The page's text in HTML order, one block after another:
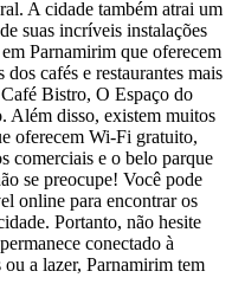
A cidade também atrai um
suas incríveis instalações
Parnamirim que oferecem
cafés e restaurantes mais
Bistro, O Espaço do
Além disso, existem muitos
oferecem Wi-Fi gratuito,
comerciais e o belo parque
se preocupe! Você pode
online para encontrar os
Portanto, não hesite
conectado à
a lazer, Parnamirim tem